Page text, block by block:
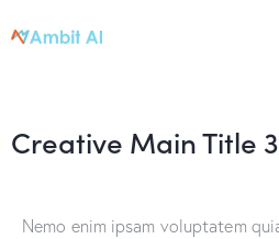
Creative Main Title 3
Nemo enim ipsam voluptatem